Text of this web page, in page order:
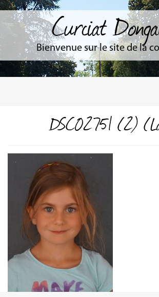
Curciat
Bienvenue sur le site de la
DSC02751 (2)